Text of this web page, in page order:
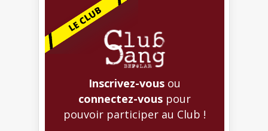
Inscrivez-vous ou
connectez-vous pour
pouvoir participer au Club !